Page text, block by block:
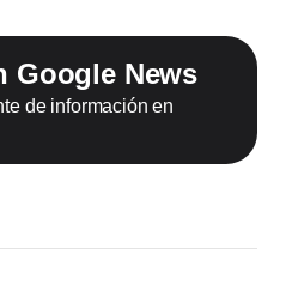
Google News
de información en